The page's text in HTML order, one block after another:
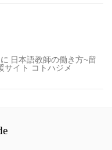
に 日本語教師の働き方~留
サイト コトハジメ